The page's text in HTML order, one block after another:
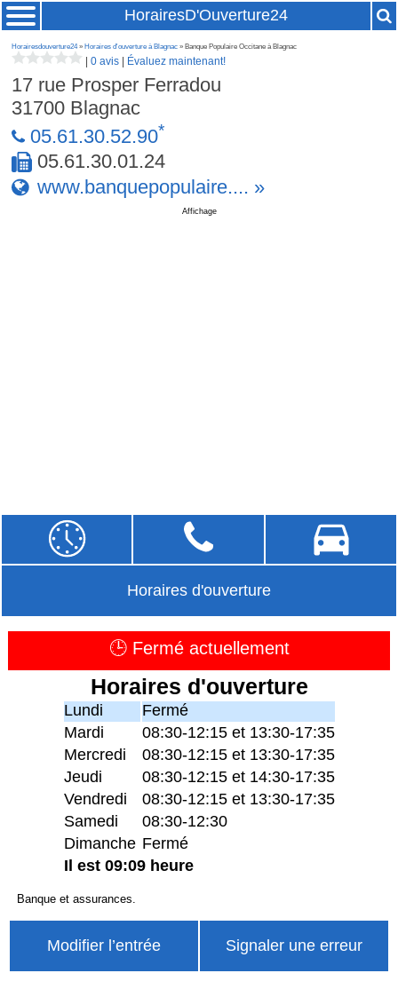
HorairesD'Ouverture24
Horairesdouverture24» Horaires d'ouverture à Blagnac » Banque Populaire Occitane à Blagnac
|0 avis Évaluez maintenant!
17 rue Prosper Ferradou
31700 Blagnac
05.61.30.52.90*
05.61.30.01.24
www.banquepopulaire.... »
Affichage
Horaires d'ouverture
🕒 Fermé actuellement
Horaires d'ouverture
Lundi
Fermé
Mardi
08:30-12:15 et 13:30-17:35
Mercredi
08:30-12:15 et 13:30-17:35
Jeudi
08:30-12:15 et 14:30-17:35
Vendredi
08:30-12:15 et 13:30-17:35
Samedi
08:30-12:30
Dimanche Fermé
Il est 09:09 heure
Banque et assurances.
Modifier l’entrée Signaler une erreur